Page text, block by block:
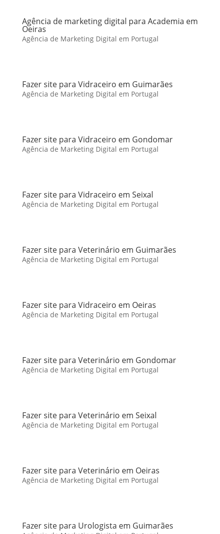
Agência de marketing digital para Academia em
Oeiras
Agência de Marketing Digital em Portugal
Fazer site para Vidraceiro em Guimarães
Agência de Marketing Digital em Portugal
Fazer site para Vidraceiro em Gondomar
Agência de Marketing Digital em Portugal
Fazer site para Vidraceiro em Seixal
Agência de Marketing Digital em Portugal
Fazer site para Veterinário em Guimarães
Agência de Marketing Digital em Portugal
Fazer site para Vidraceiro em Oeiras
Agência de Marketing Digital em Portugal
Fazer site para Veterinário em Gondomar
Agência de Marketing Digital em Portugal
Fazer site para Veterinário em Seixal
Agência de Marketing Digital em Portugal
Fazer site para Veterinário em Oeiras
Agência de Marketing Digital em Portugal
Fazer site para Urologista em Guimarães